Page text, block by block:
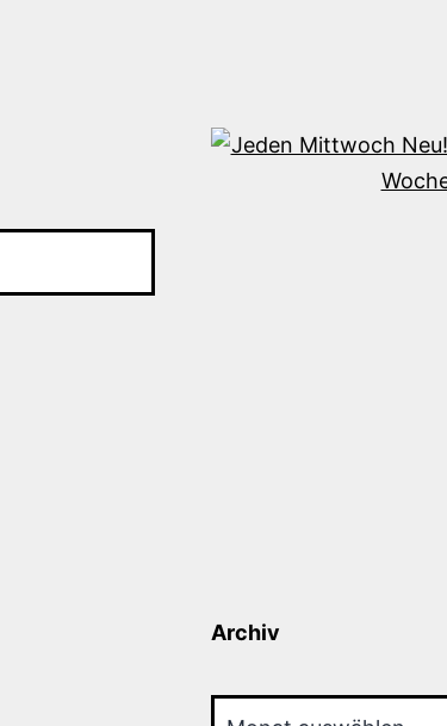
Archiv